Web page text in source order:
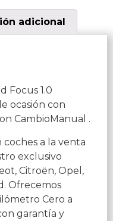
adicional
Focus 1.0
ocasión con
CambioManual .
a la venta
exclusivo
Citroën, Opel,
Ofrecemos
Cero a
garantía y